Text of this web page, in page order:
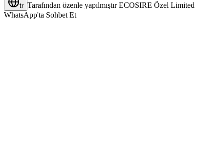
tr Tarafından özenle yapılmıştır ECOSIRE Özel Limited
WhatsApp'ta Sohbet Et